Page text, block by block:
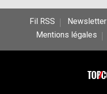
Fil RSS Newsletter
Mentions légales